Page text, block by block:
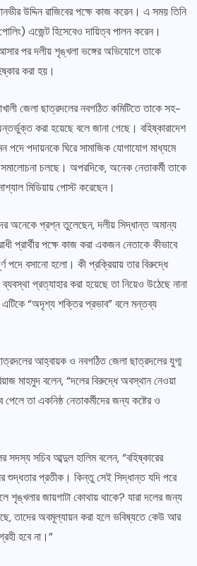
উদ্দিন রাজিবের পক্ষে কাজ করেন। এ সময় তিনি
এজেন্ট হিসেবেও দায়িত্ব পালন করেন।
পর দলীয় শৃঙ্খলা ভঙ্গের অভিযোগে তাকে
করা হয়।
জেলা ছাত্রদলের নবগঠিত কমিটিতে তাকে সহ-
করা হয়েছে বলে জানা গেছে। বহিষ্কারাদেশ
পদে পদায়নকে ঘিরে সামাজিক যোগাযোগ মাধ্যমে
চলছে। অপরদিকে, অনেক নেতাকর্মী তাকে
মিডিয়ায় পোস্ট করেছেন।
অনেকে প্রশ্ন তুলেছেন, দলীয় সিদ্ধান্ত অমান্য
প্রার্থীর পক্ষে কাজ করা একজন নেতাকে কীভাবে
বসানো হলো। কী প্রক্রিয়ায় তার বিরুদ্ধে
প্রত্যাহার করা হয়েছে তা নিয়েও উঠেছে নানা
“অদৃশ্য শক্তির প্রভাব” বলে মন্তব্য
আহ্বায়ক ও নবগঠিত জেলা ছাত্রদলের যুগ্ম
মাহমুদ বলেন, “দলের বিরুদ্ধে অবস্থান নেওয়া
তা একনিষ্ঠ নেতাকর্মীদের জন্য কষ্টের ও
সদস্য সচিব আব্দুল হালিম বলেন, “বহিষ্কারের
শুদ্ধতার প্রতীক। কিন্তু সেই সিদ্ধান্ত যদি পরে
শৃঙ্খলার জায়গাটা কোথায় থাকে? যারা দলের জন্য
তাদের অবমূল্যায়ন করা হলে ভবিষ্যতে কেউ আর
হবে না।”